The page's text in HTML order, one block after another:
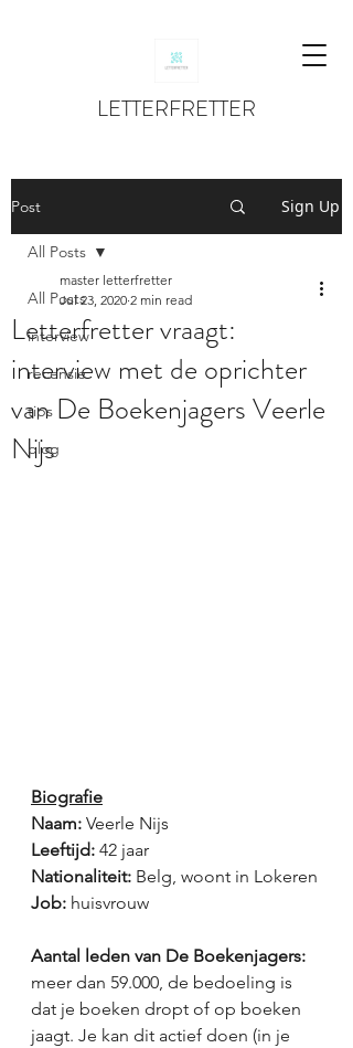
LETTERFRETTER
Post Sign Up
All Posts
interview
recensie
tips
blog
All Posts
Letterfretter vraagt:
interview met de oprichter
van De Boekenjagers Veerle
Nijs
master letterfretter
Jul 23, 2020 2 min read
Biografie
Naam: Veerle Nijs
Leeftijd: 42 jaar
Nationaliteit: Belg, woont in Lokeren
Job: huisvrouw
Aantal leden van De Boekenjagers:
meer dan 59.000, de bedoeling is
dat je boeken dropt of op boeken
jaagt. Je kan dit actief doen (in je